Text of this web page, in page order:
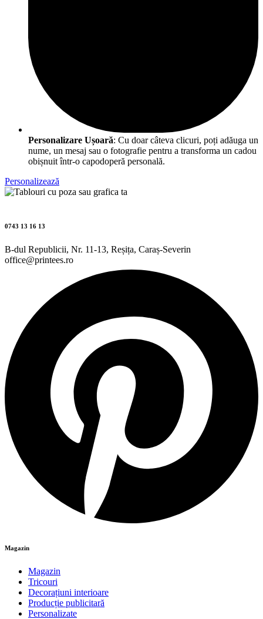
Personalizare Ușoară: Cu doar câteva clicuri, poți adăuga un
nume, un mesaj sau o fotografie pentru a transforma un cadou
obișnuit într-o capodoperă personală.
Personalizează
0743 13 16 13
B-dul Republicii, Nr. 11-13, Reșița, Caraș-Severin
office@printees.ro
Magazin
Magazin
Tricouri
Decorațiuni interioare
Producție publicitară
Personalizate